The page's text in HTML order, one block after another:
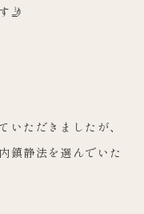
🤳
いただきましたが、
鎮静法を選んでいた